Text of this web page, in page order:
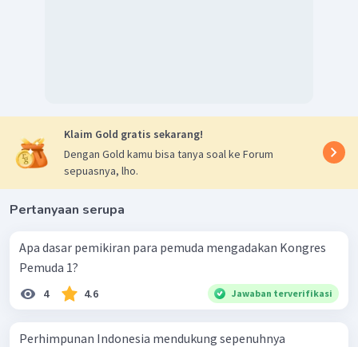
Klaim Gold gratis sekarang!
Dengan Gold kamu bisa tanya soal ke Forum
sepuasnya, lho.
Pertanyaan serupa
Apa dasar pemikiran para pemuda mengadakan Kongres
Pemuda 1?
4 4.6 Jawaban terverifikasi
Perhimpunan Indonesia mendukung sepenuhnya